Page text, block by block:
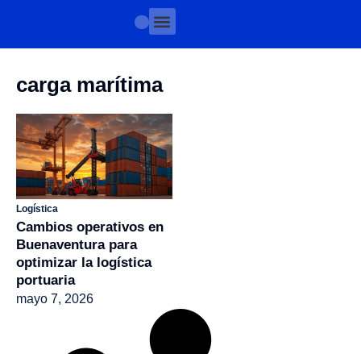
carga marítima
Logística
Cambios operativos en
Buenaventura para
optimizar la logística
portuaria
mayo 7, 2026